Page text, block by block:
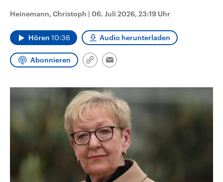
Bundesland von einer Koalition aus
CDU, SPD und FDP regiert.-
Wahlprogramme, aktuelle Berichte
und Hintergründe zu den Parteien
Wahl.
mit großem Einfluss auf
aktuelle Weltgeschehen.
Sendungen Programm Podcasts
Audio-Archiv
Heinemann, Christoph | 06. Juli 2026, 23:19 Uhr
Hören 10:36 Audio herunterladen
Abonnieren
Link
Email